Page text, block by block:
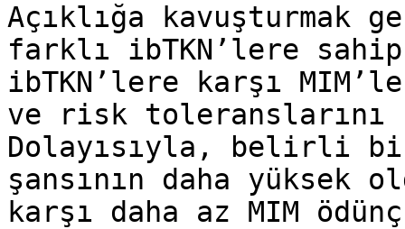
Açıklığa kavuşturmak
farklı ibTKN’lere
ibTKN’lere karşı
ve risk toleranslarını
Dolayısıyla, belirli bir
şansının daha yüksek
karşı daha az MIM